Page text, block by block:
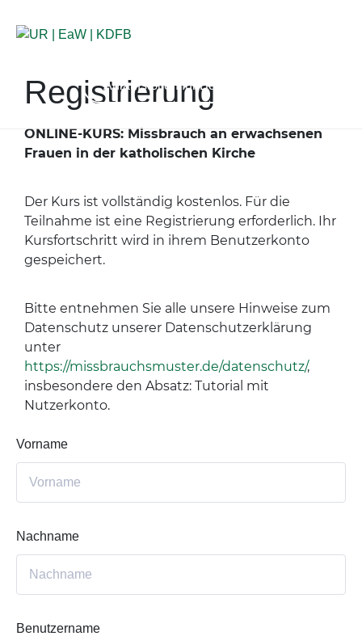
Anlaufstellen für Betroffene
Registrierung
ONLINE-KURS: Missbrauch an erwachsenen
Frauen in der katholischen Kirche
Der Kurs ist vollständig kostenlos. Für die
Teilnahme ist eine Registrierung erforderlich. Ihr
Kursfortschritt wird in ihrem Benutzerkonto
gespeichert.
Bitte entnehmen Sie alle unsere Hinweise zum
Datenschutz unserer Datenschutzerklärung
unter
https://missbrauchsmuster.de/datenschutz/,
insbesondere den Absatz: Tutorial mit
Nutzerkonto.
Vorname
Nachname
Benutzername